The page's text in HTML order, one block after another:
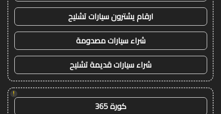
ارقام يشترون سيارات تشليح
شراء سيارات مصدومة
شراء سيارات قديمة تشليح
!
كورة 365